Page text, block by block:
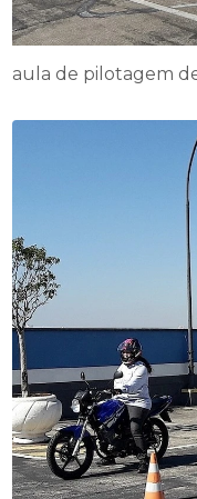
aula de pilotagem